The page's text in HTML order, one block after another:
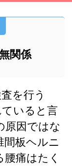
関係
を行う
いると言
原因ではな
板ヘルニ
痛はたく